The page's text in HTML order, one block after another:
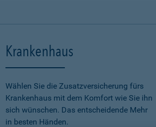
Krankenhaus
Wählen Sie die Zusatzversicherung fürs
Krankenhaus mit dem Komfort wie Sie ihn
sich wünschen. Das entscheidende Mehr
in besten Händen.